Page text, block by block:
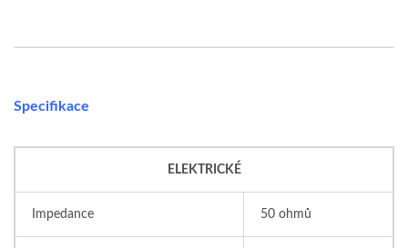
Specifikace
ELEKTRICKÉ
Impedance 50 ohmů